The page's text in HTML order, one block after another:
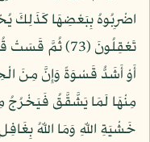
اضْرِبُوهُ بِبَعْضِهَا كَذَلِكَ
تَعْقِلُونَ (73)
أَوْ أَشَدُّ قَسْوَةً وَإِنَّ مِنَ
مِنْهَا لَمَا يَشَّقَّقُ فَيَخْرُجُ
خَشْيَةِ اللّهِ وَمَا اللّهُ